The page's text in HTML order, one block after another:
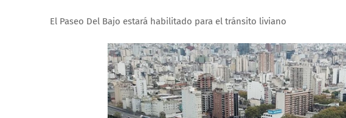
El Paseo Del Bajo estará habilitado para el tránsito liviano